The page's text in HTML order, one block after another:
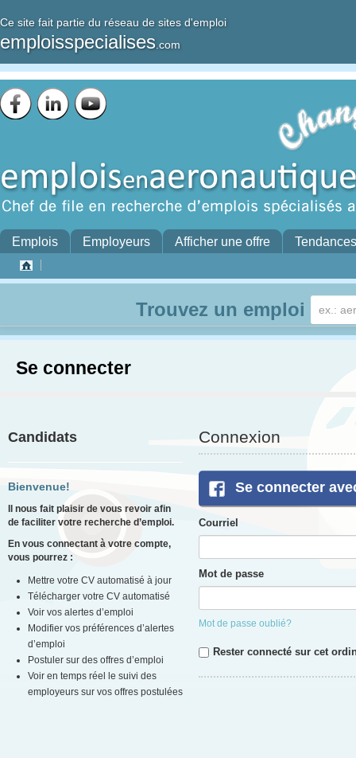
Ce site fait partie du réseau de sites d'emploi
emploisspecialises .com
Emplois Employeurs Afficher une offre Tendances
Trouvez un emploi
Se connecter
Candidats
Bienvenue!
Il nous fait plaisir de vous revoir afin
de faciliter votre recherche d’emploi.
En vous connectant à votre compte,
vous pourrez :
Mettre votre CV automatisé à jour
Télécharger votre CV automatisé
Voir vos alertes d’emploi
Modifier vos préférences d’alertes
d’emploi
Postuler sur des offres d’emploi
Voir en temps réel le suivi des
employeurs sur vos offres postulées
Connexion
Se connecter
Courriel
Mot de passe
Mot de passe oublié?
Rester connecté sur cet